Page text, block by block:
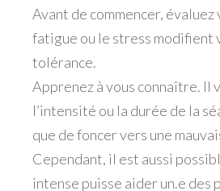
Avant de commencer,
fatigue ou le stress modifient
tolérance.
Apprenez à vous connaître. Il
l’intensité ou la durée de la
que de foncer vers une
Cependant, il est aussi
intense puisse aider un.e des